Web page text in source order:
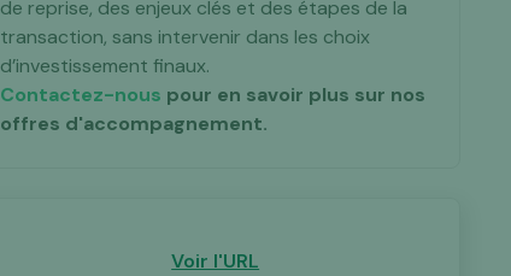
de reprise, des enjeux clés et des étapes de la
transaction, sans intervenir dans les choix
d’investissement finaux.
Contactez-nous pour en savoir plus sur nos
offres d'accompagnement.
Voir l'URL